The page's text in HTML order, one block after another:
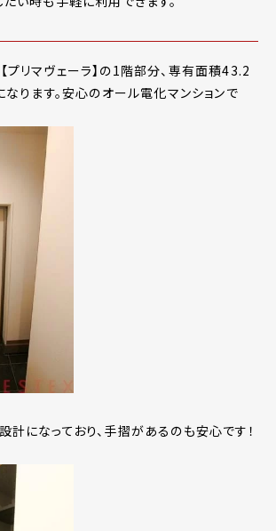
プリマヴェーラ】の1階部分、専有面積43.2
ります。安心のオール電化マンションで
計になっており、手摺があるのも安心です！